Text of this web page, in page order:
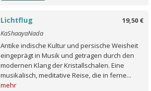
19,50 €
Lichtflug
KaShaayaNada
Antike indische Kultur und persische Weisheit
eingeprägt in Musik und getragen durch den
modernen Klang der Kristallschalen. Eine
musikalisch, meditative Reise, die in ferne...
mehr